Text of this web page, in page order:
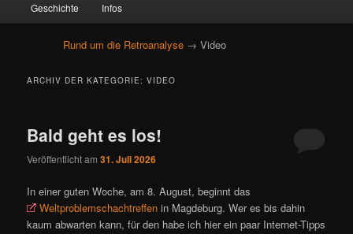
primären
Inhalt
springen
sekundären
Inhalt
springen
Geschichte Infos
Rund um die Retroanalyse → Video
ARCHIV DER KATEGORIE:VIDEO
Bald geht es los!
Veröffentlicht am31. Juli 2026
In einer guten Woche, am 8. August, beginnt das
Weltproblemschachtreffen in Magdeburg. Wer es bis dahin
kaum abwarten kann, für den habe ich hier ein paar Internet-Tipps